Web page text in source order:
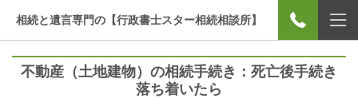
相続と遺言専門の【行政書士スター相続相談所】
不動産（土地建物）の相続手続き：死亡後手続き
落ち着いたら